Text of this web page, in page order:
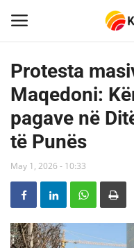
Home
KOSOVA
SHQIPERIA
MAQEDONIA
SHOWBIZ
Protesta
Maqedoni:
pagave në
të Punës
May 1, 2026 - 10:33